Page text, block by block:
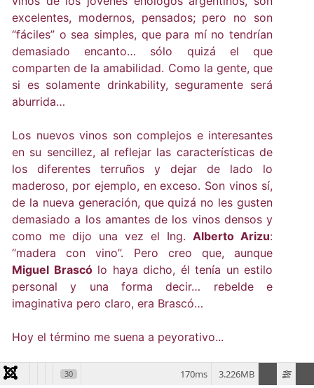
excelentes, modernos, pensados; pero no son
“fáciles” o sea simples, que para mí no tendrían
demasiado encanto… sólo quizá el que
comparten de la amabilidad. Como la gente, que
si es solamente drinkability, seguramente será
aburrida…
Los nuevos vinos son complejos e interesantes
en su sencillez, al reflejar las características de
los diferentes terruños y dejar de lado lo
maderoso, por ejemplo, en exceso. Son vinos sí,
de la nueva generación, que quizá no les gusten
demasiado a los amantes de los vinos densos y
como me dijo una vez el Ing. Alberto Arizu:
“madera con vino”. Pero creo que, aunque
Miguel Brascólo haya dicho, él tenía un estilo
personal y una forma decir… rebelde e
imaginativa pero claro, era Brascó…
Hoy el término me suena a peyorativo...
30 3.226MB
170ms